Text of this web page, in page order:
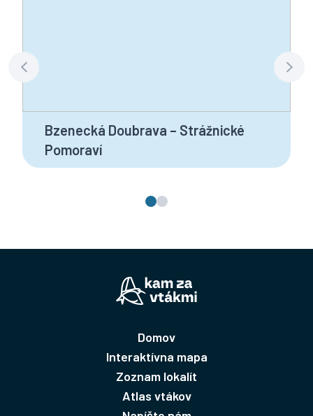
Bzenecká Doubrava – Strážnické
Pomoraví
Domov
Interaktívna mapa
Zoznam lokalít
Atlas vtákov